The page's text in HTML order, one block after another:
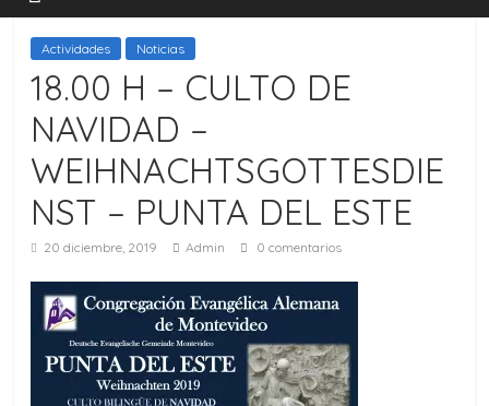
Actividades Noticias
18.00 H – CULTO DE
NAVIDAD –
WEIHNACHTSGOTTESDIE
NST – PUNTA DEL ESTE
20 diciembre, 2019 Admin 0 comentarios